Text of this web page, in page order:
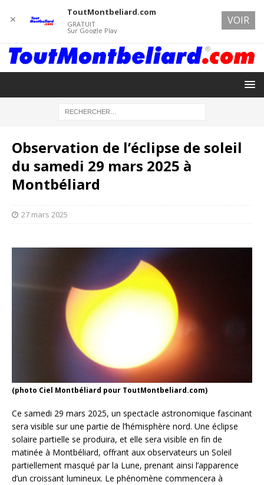
Observation de l’éclipse de soleil
du samedi 29 mars 2025 à
Montbéliard
27 mars 2025
(photo Ciel Montbéliard pour ToutMontbeliard.com)
Ce samedi 29 mars 2025, un spectacle astronomique fascinant
sera visible sur une partie de l’hémisphère nord. Une éclipse
solaire partielle se produira, et elle sera visible en fin de
matinée à Montbéliard, offrant aux observateurs un Soleil
partiellement masqué par la Lune, prenant ainsi l’apparence
d’un croissant lumineux. Le phénomène commencera à
✕
ToutMontbeliard.com
GRATUIT
Sur Google Play
VOIR